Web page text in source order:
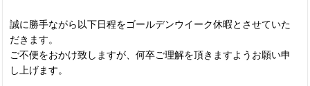
誠に勝手ながら以下日程をゴールデンウイーク休暇とさせていた
だきます。
ご不便をおかけ致しますが、何卒ご理解を頂きますようお願い申
し上げます。